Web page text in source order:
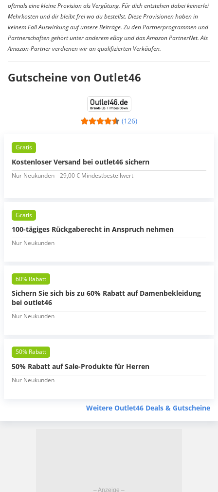
oftmals eine kleine Provision als Vergütung. Für dich entstehen dabei keinerlei
Mehrkosten und dir bleibt frei wo du bestellst. Diese Provisionen haben in
keinem Fall Auswirkung auf unsere Beiträge. Zu den Partnerprogrammen und
Partnerschaften gehört unter anderem eBay und das Amazon PartnerNet. Als
Amazon-Partner verdienen wir an qualifizierten Verkäufen.
Gutscheine von Outlet46
(126)
Gratis
Kostenloser Versand bei outlet46 sichern
Nur Neukunden 29,00 € Mindestbestellwert
Gratis
100-tägiges Rückgaberecht in Anspruch nehmen
Nur Neukunden
60% Rabatt
Sichern Sie sich bis zu 60% Rabatt auf Damenbekleidung
bei outlet46
Nur Neukunden
50% Rabatt
50% Rabatt auf Sale-Produkte für Herren
Nur Neukunden
Weitere Outlet46 Deals & Gutscheine